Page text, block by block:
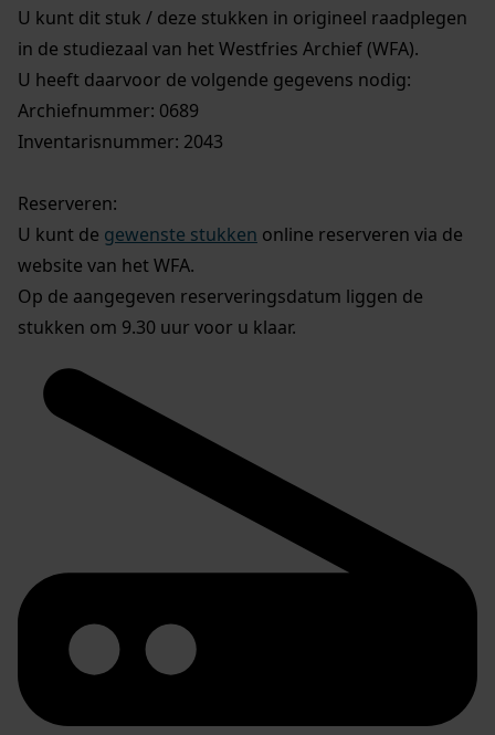
U kunt dit stuk / deze stukken in origineel raadplegen
in de studiezaal van het Westfries Archief (WFA).
U heeft daarvoor de volgende gegevens nodig:
Archiefnummer: 0689
Inventarisnummer: 2043
Reserveren:
U kunt de gewenste stukken online reserveren via de
website van het WFA.
Op de aangegeven reserveringsdatum liggen de
stukken om 9.30 uur voor u klaar.